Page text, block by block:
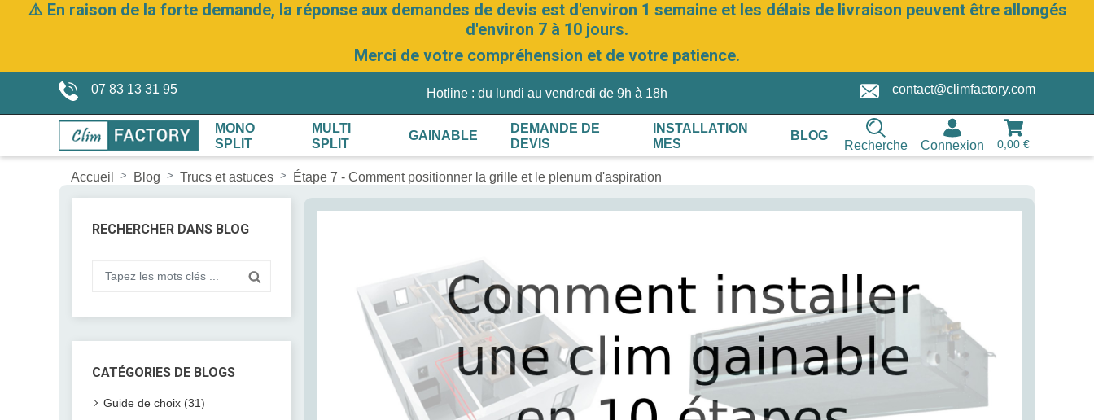
⚠️ En raison de la forte demande, la réponse aux demandes de devis est d'environ 1 semaine et les délais de livraison peuvent être allongés
d'environ 7 à 10 jours.
Merci de votre compréhension et de votre patience.
07 83 13 31 95 Hotline : du lundi au vendredi de 9h à 18h contact@climfactory.com
MONO
SPLIT
MULTI
SPLIT
GAINABLE
DEMANDE DE
DEVIS
INSTALLATION
MES
BLOG
Recherche Connexion 0,00 €
Accueil Blog Trucs et astuces Étape 7 - Comment positionner la grille et le plenum d'aspiration
RECHERCHER DANS BLOG
CATÉGORIES DE BLOGS
Guide de choix (31)